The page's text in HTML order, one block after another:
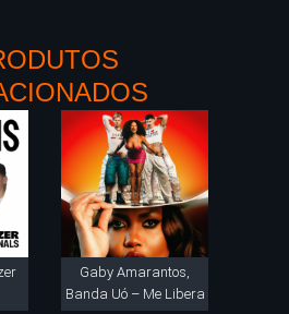
Gaby Amarantos,
Banda Uó – Me Libera